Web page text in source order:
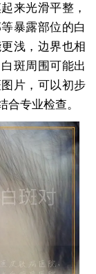
来光滑平整，
暴露部位的白
浅，边界也相
斑周围可能出
片，可以初步
专业检查。